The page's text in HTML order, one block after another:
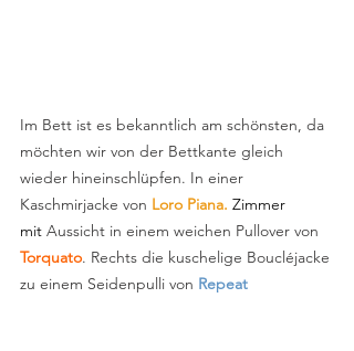
Im Bett ist es bekanntlich am schönsten, da
möchten wir von der Bettkante gleich
wieder hineinschlüpfen. In einer
Kaschmirjacke von Loro Piana. Zimmer
mit Aussicht in einem weichen Pullover von
Torquato. Rechts die kuschelige Boucléjacke
zu einem Seidenpulli von Repeat